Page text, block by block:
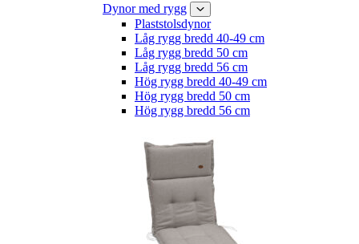
Dynor med rygg
Plaststolsdynor
Låg rygg bredd 40-49 cm
Låg rygg bredd 50 cm
Låg rygg bredd 56 cm
Hög rygg bredd 40-49 cm
Hög rygg bredd 50 cm
Hög rygg bredd 56 cm